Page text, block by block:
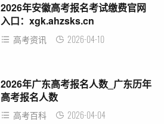
2026年安徽高考报名考试缴费官网
入口：xgk.ahzsks.cn
高考资讯 2026-04-10
2026年广东高考报名人数_广东历年
高考报名人数
高考百科 2026-04-04